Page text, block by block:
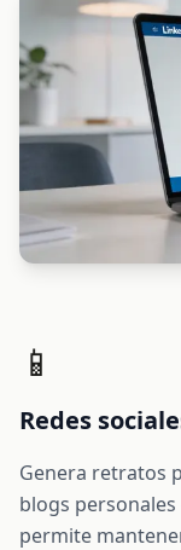
📱
Redes
Genera retratos
blogs
permite